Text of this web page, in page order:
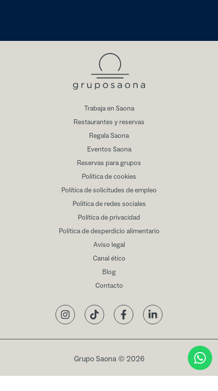
Trabaja en Saona
Restaurantes y reservas
Regala Saona
Eventos Saona
Reservas para grupos
Política de cookies
Política de solicitudes de empleo
Política de redes sociales
Política de privacidad
Política de desperdicio alimentario
Aviso legal
Canal ético
Blog
Contacto
InstagramTikTok FacebookLinkedIn
Grupo Saona © 2026